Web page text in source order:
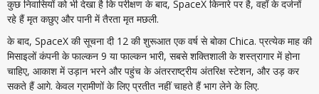
कुछ निवासियों को भी देखा है कि परीक्षण के बाद, SpaceX किनारे पर है, वहाँ के दर्जनों
रहे हैं मृत कछुए और पानी में तैरता मृत मछली.
के बाद, SpaceX की सूचना दी 12 की शुरूआत एक वर्ष से बोका Chica. प्रत्येक माह की
मिसाइलों कंपनी के फाल्कन 9 या फाल्कन भारी, सबसे शक्तिशाली के शस्त्रागार में होना
चाहिए, आकाश में उड़ान भरने और पहुंच के अंतरराष्ट्रीय अंतरिक्ष स्टेशन, और उड़ कर
सकते हैं आगे. केवल ग्रामीणों के लिए प्रतीत नहीं चाहते हैं भाग लेने के लिए.